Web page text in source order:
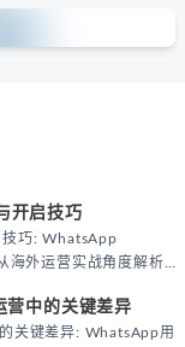
开启技巧
巧: WhatsApp
海外运营实战角度解析
中的关键差异
关键差异: WhatsApp用